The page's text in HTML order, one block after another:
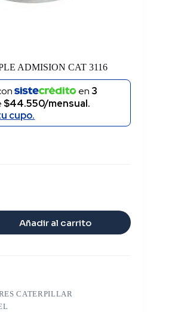
ADMISION CAT 3116
en 3
$44.550/mensual.
cupo.
Añadir al carrito
CATERPILLAR